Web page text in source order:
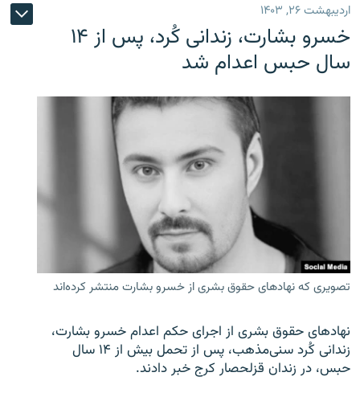
اردیبهشت ۲۶, ۱۴۰۳
خسرو بشارت، زندانی کُرد، پس از ۱۴
سال حبس اعدام شد
تصویری که نهادهای حقوق بشری از خسرو بشارت منتشر کرده‌اند
نهادهای حقوق بشری از اجرای حکم اعدام خسرو بشارت،
زندانی کُرد سنی‌مذهب، پس از تحمل بیش از ۱۴ سال
حبس، در زندان قزلحصار کرج خبر دادند.